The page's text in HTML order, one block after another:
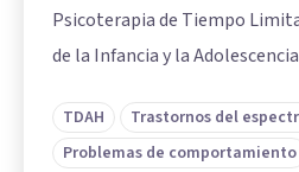
Psicoterapia de Tiempo
de la Infancia y la
TDAH
Trastornos del
Problemas de comportamiento